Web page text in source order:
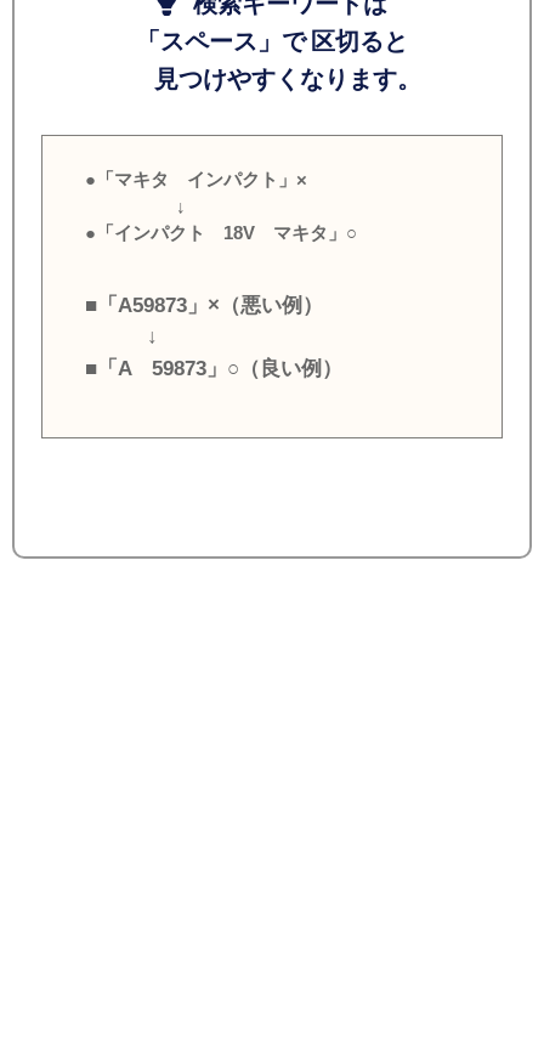
「スペース」で 区切ると
見つけやすくなります。
●「マキタ インパクト」×
↓
●「インパクト 18V マキタ」○
■「A59873」×（悪い例）
↓
■「A 59873」○（良い例）